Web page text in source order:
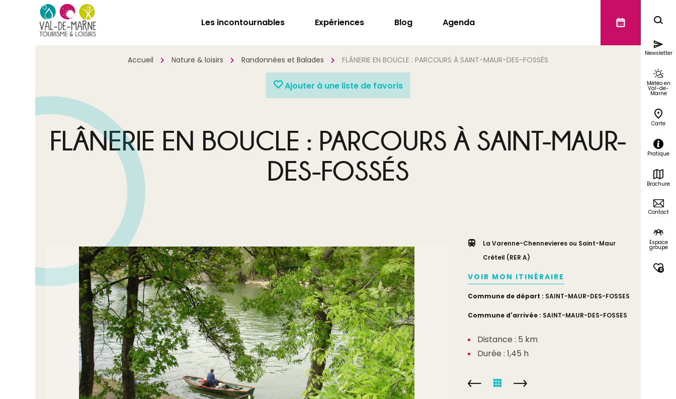
Les incontournables Expériences Blog Agenda
Accueil Nature & loisirs Randonnées et Balades FLÂNERIE EN BOUCLE : PARCOURS À SAINT-MAUR-DES-FOSSÉS
Newsletter
Météo en
Val-de-
Marne
Carte
Pratique
Brochure
Contact
Espace
groupe
0
Ajouter à une liste de favoris
FLÂNERIE EN BOUCLE : PARCOURS À SAINT-MAUR-
DES-FOSSÉS
La Varenne-Chennevieres ou Saint-Maur
Créteil (RER A)
VOIR MON ITINÉRAIRE
Commune de départ : SAINT-MAUR-DES-FOSSES
Commune d'arrivée : SAINT-MAUR-DES-FOSSES
Distance : 5 km
Durée : 1,45 h